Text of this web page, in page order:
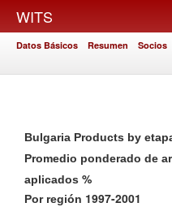
WITS
Datos Básicos Resumen Socios
Bulgaria Products by
Promedio ponderado de
aplicados %
Por región 1997-2001